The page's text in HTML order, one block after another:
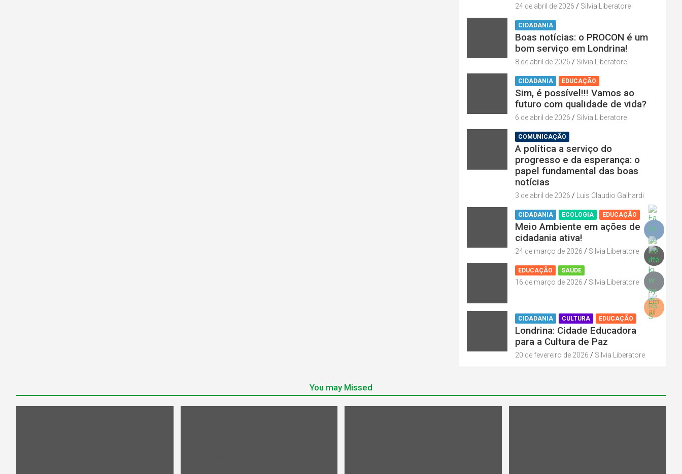
24 de abril de 2026 Silvia Liberatore
CIDADANIA
Boas notícias: o PROCON é um
bom serviço em Londrina!
8 de abril de 2026 Silvia Liberatore
CIDADANIA EDUCAÇÃO
Sim, é possível!!! Vamos ao
futuro com qualidade de vida?
6 de abril de 2026 Silvia Liberatore
COMUNICAÇÃO
A política a serviço do
progresso e da esperança: o
papel fundamental das boas
notícias
3 de abril de 2026 Luis Claudio Galhardi
CIDADANIA ECOLOGIA EDUCAÇÃO
Meio Ambiente em ações de
cidadania ativa!
24 de março de 2026 Silvia Liberatore
EDUCAÇÃO SAÚDE
16 de março de 2026 Silvia Liberatore
CIDADANIA CULTURA EDUCAÇÃO
Londrina: Cidade Educadora
para a Cultura de Paz
20 de fevereiro de 2026 Silvia Liberatore
You may Missed